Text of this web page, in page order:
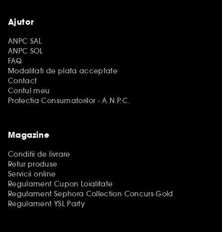
Ajutor
ANPC SAL
ANPC SOL
FAQ
Modalitati de plata acceptate
Contact
Contul meu
Protectia Consumatorilor - A.N.P.C.
Magazine
Conditii de livrare
Retur produse
Servicii online
Regulament Cupon Loialitate
Regulament Sephora Collection Concurs Gold
Regulament YSL Party